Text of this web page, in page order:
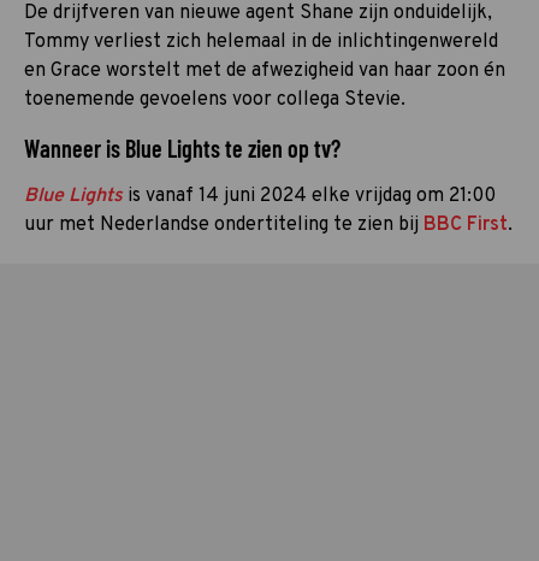
De drijfveren van nieuwe agent Shane zijn onduidelijk,
Tommy verliest zich helemaal in de inlichtingenwereld
en Grace worstelt met de afwezigheid van haar zoon én
toenemende gevoelens voor collega Stevie.
Wanneer is Blue Lights te zien op tv?
Blue Lights is vanaf 14 juni 2024 elke vrijdag om 21:00
uur met Nederlandse ondertiteling te zien bij BBC First.